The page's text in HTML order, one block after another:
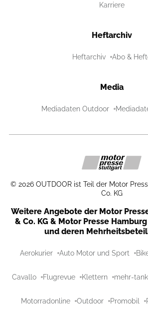
Karriere
Heftarchiv
Heftarchiv Abo &
Media
Mediadaten Outdoor
© 2026 OUTDOOR ist Teil der Motor
Co. KG
Weitere Angebote der Motor
& Co. KG & Motor Presse
und deren
Aerokurier Auto Motor und Sport
Cavallo Flugrevue Klettern mehr-
Motorradonline Outdoor Promobil